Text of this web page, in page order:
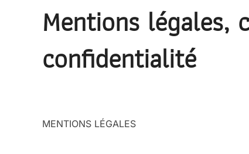
Mentions légales,
confidentialité
MENTIONS LÉGALES